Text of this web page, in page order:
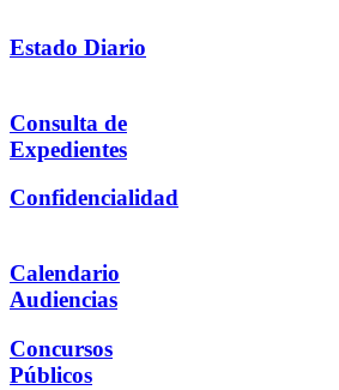
Estado Diario
Consulta de
Expedientes
Confidencialidad
Calendario
Audiencias
Concursos
Públicos